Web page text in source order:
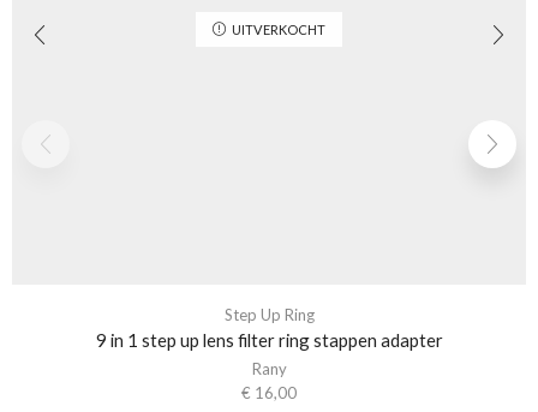
UITVERKOCHT
Step Up Ring
9 in 1 step up lens filter ring stappen adapter
Rany
€ 16,00